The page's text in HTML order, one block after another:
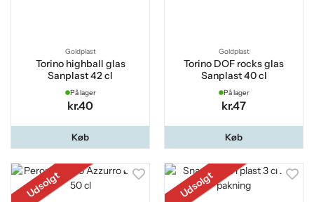
Goldplast
Torino highball glas
Sanplast 42 cl
På lager
kr.40
Køb
Goldplast
Torino DOF rocks glas
Sanplast 40 cl
På lager
kr.47
Køb
Udsolgt Udsolgt